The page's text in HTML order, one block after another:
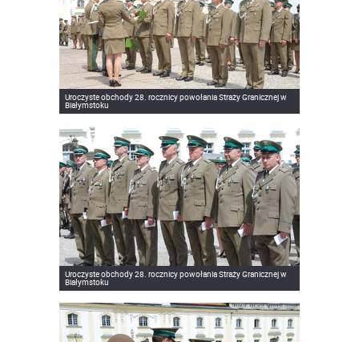
Uroczyste obchody 28. rocznicy powołania Straży Granicznej w
Białymstoku
Uroczyste obchody 28. rocznicy powołania Straży Granicznej w
Białymstoku